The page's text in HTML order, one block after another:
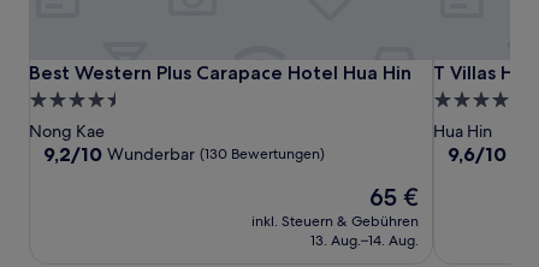
Best Western Plus Carapace Hotel Hua Hin
Best Western Plus Carapace Hotel Hua Hin
4.5-
Sterne-
Unterkunft
Nong Kae
9.2
9,2/10 Wunderbar (130 Bewertungen)
Der
Preis
beträgt
65 €
inkl. Steuern & Gebühren
13. Aug.–14. Aug.
T Villas
T Villas
4.0-
Sterne-
Unterkunft
Hua Hin
9.6
9,6/10